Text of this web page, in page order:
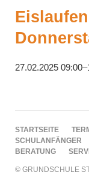
27.02.2025
NAVIGATION
ÜBERSPRINGEN
STARTSEITE
SCHULANFÄNGER
BERATUNG
© GRUNDSCHULE